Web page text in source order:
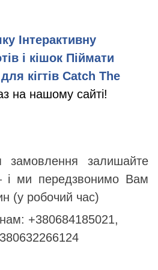
Інтерактивну
і кішок Піймати
кігтів Catch The
на нашому сайті!
залишайте
і ми передзвонимо Вам
(у робочий час)
+380684185021,